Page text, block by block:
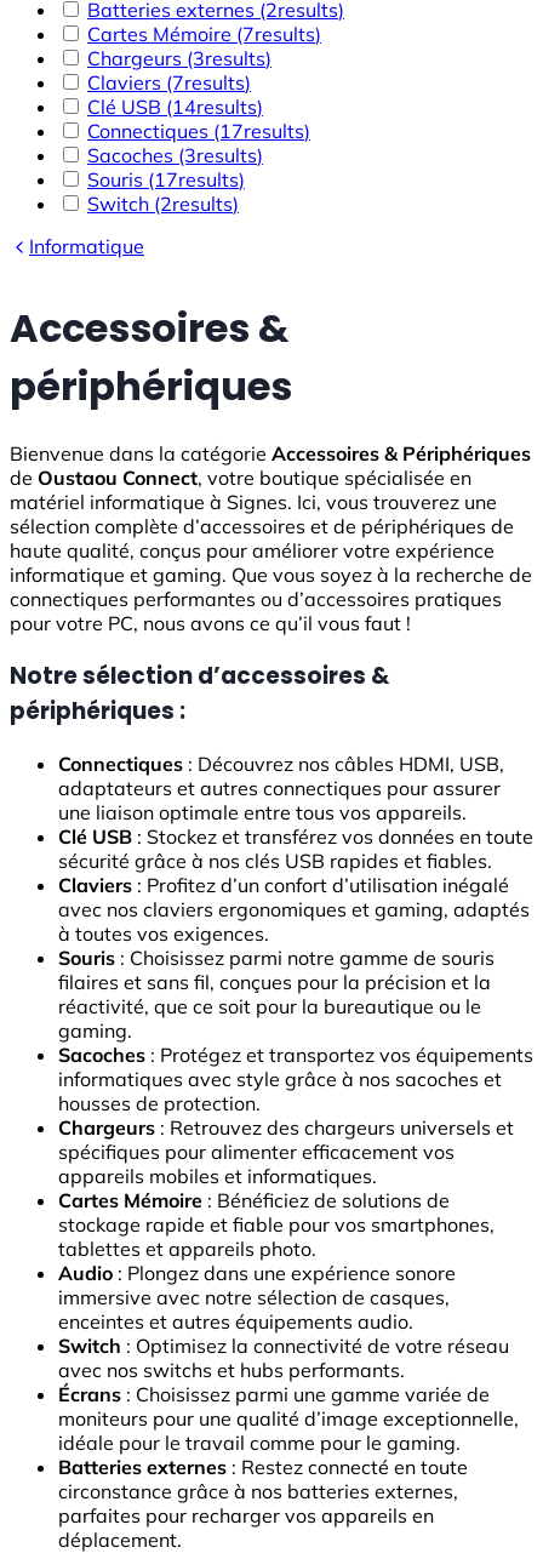
Batteries externes (2results)
Cartes Mémoire (7results)
Chargeurs (3results)
Claviers (7results)
Clé USB (14results)
Connectiques (17results)
Sacoches (3results)
Souris (17results)
Switch (2results)
Informatique
Accessoires &
périphériques
Bienvenue dans la catégorie Accessoires & Périphériques
de Oustaou Connect, votre boutique spécialisée en
matériel informatique à Signes. Ici, vous trouverez une
sélection complète d’accessoires et de périphériques de
haute qualité, conçus pour améliorer votre expérience
informatique et gaming. Que vous soyez à la recherche de
connectiques performantes ou d’accessoires pratiques
pour votre PC, nous avons ce qu’il vous faut !
Notre sélection d’accessoires &
périphériques :
Connectiques : Découvrez nos câbles HDMI, USB,
adaptateurs et autres connectiques pour assurer
une liaison optimale entre tous vos appareils.
Clé USB : Stockez et transférez vos données en toute
sécurité grâce à nos clés USB rapides et fiables.
Claviers : Profitez d’un confort d’utilisation inégalé
avec nos claviers ergonomiques et gaming, adaptés
à toutes vos exigences.
Souris : Choisissez parmi notre gamme de souris
filaires et sans fil, conçues pour la précision et la
réactivité, que ce soit pour la bureautique ou le
gaming.
Sacoches : Protégez et transportez vos équipements
informatiques avec style grâce à nos sacoches et
housses de protection.
Chargeurs : Retrouvez des chargeurs universels et
spécifiques pour alimenter efficacement vos
appareils mobiles et informatiques.
Cartes Mémoire : Bénéficiez de solutions de
stockage rapide et fiable pour vos smartphones,
tablettes et appareils photo.
Audio : Plongez dans une expérience sonore
immersive avec notre sélection de casques,
enceintes et autres équipements audio.
Switch : Optimisez la connectivité de votre réseau
avec nos switchs et hubs performants.
Écrans : Choisissez parmi une gamme variée de
moniteurs pour une qualité d’image exceptionnelle,
idéale pour le travail comme pour le gaming.
Batteries externes : Restez connecté en toute
circonstance grâce à nos batteries externes,
parfaites pour recharger vos appareils en
déplacement.